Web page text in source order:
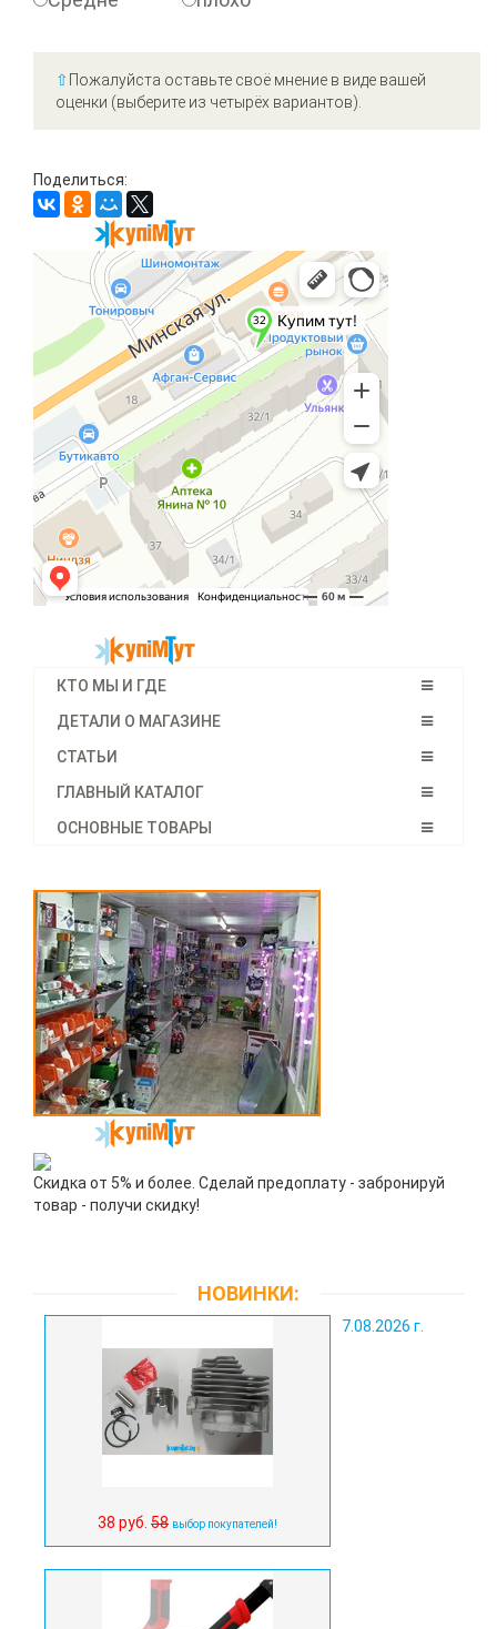
⇧ Пожалуйста оставьте своё мнение в виде вашей
оценки (выберите из четырёх вариантов).
Поделиться:
КТО МЫ И ГДЕ
ДЕТАЛИ О МАГАЗИНЕ
СТАТЬИ
ГЛАВНЫЙ КАТАЛОГ
ОСНОВНЫЕ ТОВАРЫ
Скидка от 5% и более. Сделай предоплату - забронируй
товар - получи скидку!
НОВИНКИ:
7.08.2026 г.
38 руб. 58 выбор покупателей!